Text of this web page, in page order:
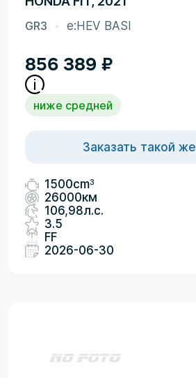
GR3 e:HEV BASI
856 389 ₽
ниже средней
Заказать такой же
1500cm3
26000км
106,98л.с.
3.5
FF
2026-06-30